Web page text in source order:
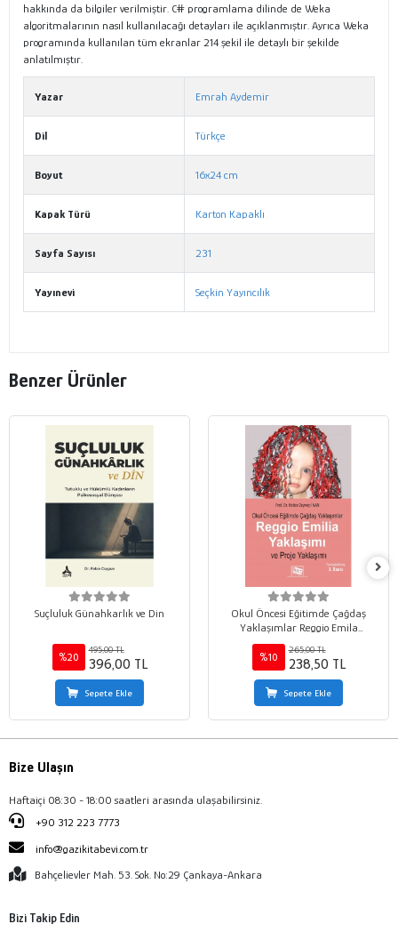
hakkında da bilgiler verilmiştir. C# programlama dilinde de Weka
algoritmalarının nasıl kullanılacağı detayları ile açıklanmıştır. Ayrıca Weka
programında kullanılan tüm ekranlar 214 şekil ile detaylı bir şekilde
anlatılmıştır.
Yazar Emrah Aydemir
Dil Türkçe
Boyut 16x24 cm
Kapak Türü Karton Kapaklı
Sayfa Sayısı 231
Yayınevi Seçkin Yayıncılık
Benzer Ürünler
Suçluluk Günahkarlık ve Din
%20
495,00 TL
396,00 TL
Sepete Ekle
Okul Öncesi Eğitimde Çağdaş
Yaklaşımlar Reggio Emila
Yaklaşımı ve Proje Yaklaşımı
%10
265,00 TL
238,50 TL
Sepete Ekle
Bize Ulaşın
Haftaiçi 08:30 - 18:00 saatleri arasında ulaşabilirsiniz.
+90 312 223 7773
info@gazikitabevi.com.tr
Bahçelievler Mah. 53. Sok. No:29 Çankaya-Ankara
Bizi Takip Edin